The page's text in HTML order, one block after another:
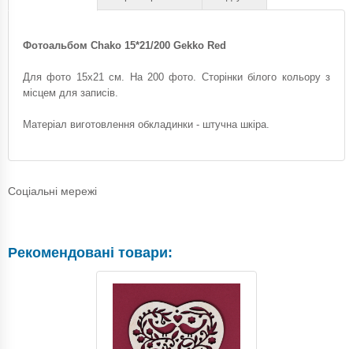
Фотоальбом Chako 15*21/200 Gekko Red
Для фото 15х21 см. На 200 фото. Сторінки білого кольору з
місцем для записів.
Матеріал виготовлення обкладинки - штучна шкіра.
Соціальні мережі
Рекомендовані товари: